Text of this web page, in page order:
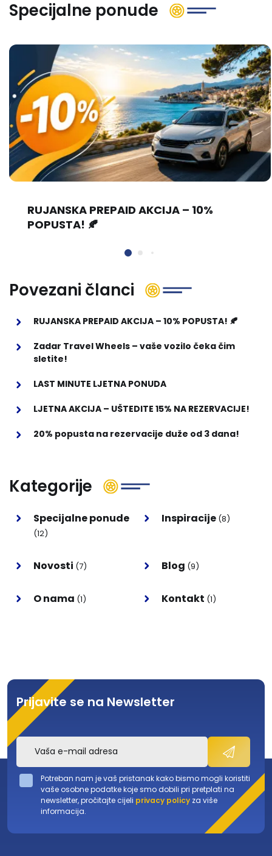
Specijalne ponude
RUJANSKA PREPAID AKCIJA – 10%
POPUSTA! 🍂
Povezani članci
RUJANSKA PREPAID AKCIJA – 10% POPUSTA! 🍂
Zadar Travel Wheels – vaše vozilo čeka čim
sletite!
LAST MINUTE LJETNA PONUDA
LJETNA AKCIJA – UŠTEDITE 15% NA REZERVACIJE!
20% popusta na rezervacije duže od 3 dana!
Kategorije
Specijalne ponude
(12)
Inspiracije (8)
Novosti (7) Blog (9)
O nama (1) Kontakt (1)
Prijavite se na Newsletter
Potreban nam je vaš pristanak kako bismo mogli koristiti
vaše osobne podatke koje smo dobili pri pretplati na
newsletter, pročitajte cijeli privacy policy za više
informacija.